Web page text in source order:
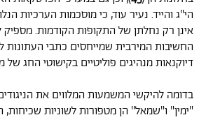
הי"ג והייד. נעיר עוד, כי מוסכמות הערכיות
אינן רק נחלתן של התקופות הקודמות. מספיק
החשיבות המירבית שמייחסים כתבי העתונות
דיוקנאות מנהיגים פוליטיים בקישוטי החג של
בדומה להיקשי המשמעות המלווים את
"ימין" ו"שמאל" הן מטפורות לשוניות